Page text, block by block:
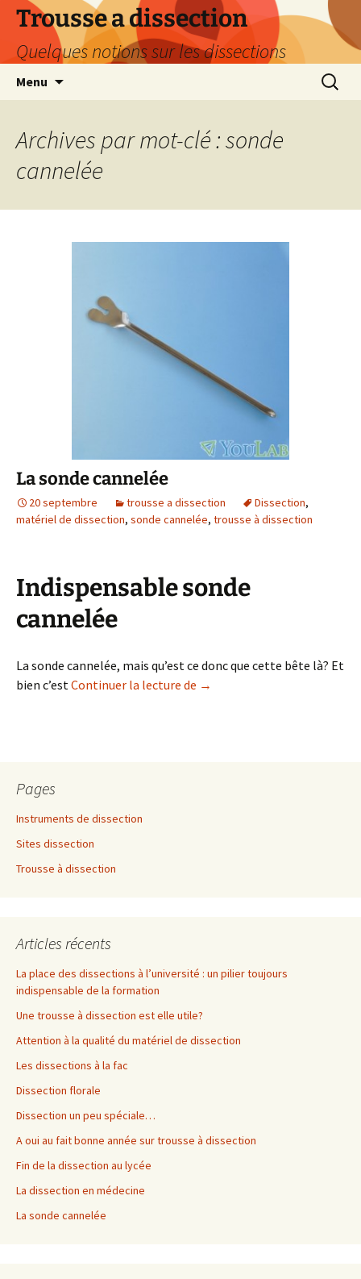
Aller
contenu
Trousse a dissection
Quelques notions sur les dissections
Menu
Archives par mot-clé : sonde
cannelée
La sonde cannelée
20 septembre trousse a dissection Dissection,
matériel de dissection, sonde cannelée, trousse à dissection
Indispensable sonde
cannelée
La sonde cannelée, mais qu’est ce donc que cette bête là? Et
bien c’estContinuer la lecture de La sonde cannelée
→
Pages
Instruments de dissection
Sites dissection
Trousse à dissection
Articles récents
La place des dissections à l’université : un pilier toujours
indispensable de la formation
Une trousse à dissection est elle utile?
Attention à la qualité du matériel de dissection
Les dissections à la fac
Dissection florale
Dissection un peu spéciale…
A oui au fait bonne année sur trousse à dissection
Fin de la dissection au lycée
La dissection en médecine
La sonde cannelée